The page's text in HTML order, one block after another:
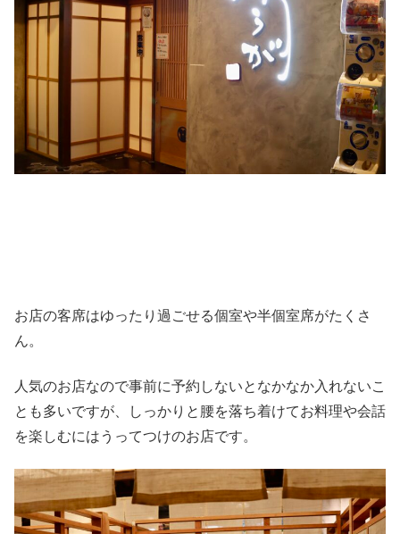
お店の客席はゆったり過ごせる個室や半個室席がたくさ
ん。
人気のお店なので事前に予約しないとなかなか入れないこ
とも多いですが、しっかりと腰を落ち着けてお料理や会話
を楽しむにはうってつけのお店です。